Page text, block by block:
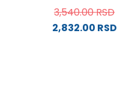
3,540.00RSD
2,832.00 RSD